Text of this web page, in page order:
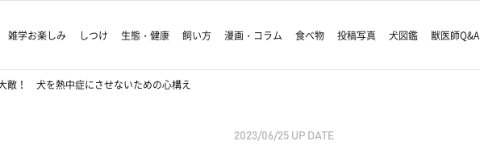
雑学お楽しみ しつけ 生態・健康 飼い方 漫画・コラム 食べ物 投稿写真 犬図鑑 獣医師Q&A
敵！ 犬を熱中症にさせないための心構え
2023/06/25 UP DATE